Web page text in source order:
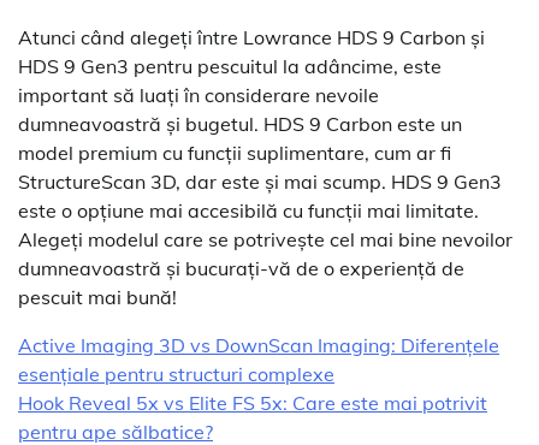
Atunci când alegeți între Lowrance HDS 9 Carbon și
HDS 9 Gen3 pentru pescuitul la adâncime, este
important să luați în considerare nevoile
dumneavoastră și bugetul. HDS 9 Carbon este un
model premium cu funcții suplimentare, cum ar fi
StructureScan 3D, dar este și mai scump. HDS 9 Gen3
este o opțiune mai accesibilă cu funcții mai limitate.
Alegeți modelul care se potrivește cel mai bine nevoilor
dumneavoastră și bucurați-vă de o experiență de
pescuit mai bună!
Active Imaging 3D vs DownScan Imaging: Diferențele
esențiale pentru structuri complexe
Hook Reveal 5x vs Elite FS 5x: Care este mai potrivit
pentru ape sălbatice?